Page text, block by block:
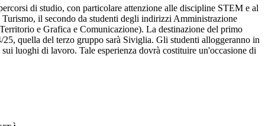
di studio, con particolare attenzione alle discipline STEM e al
il secondo da studenti degli indirizzi Amministrazione
e Grafica e Comunicazione). La destinazione del primo
quella del terzo gruppo sarà Siviglia. Gli studenti alloggeranno in
luoghi di lavoro. Tale esperienza dovrà costituire un'occasione di